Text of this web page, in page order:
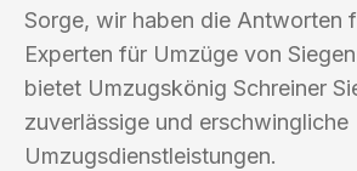
Sorge, wir haben die Antworten
Experten für Umzüge von
bietet Umzugskönig Schreiner
zuverlässige und erschwingliche
Umzugsdienstleistungen.